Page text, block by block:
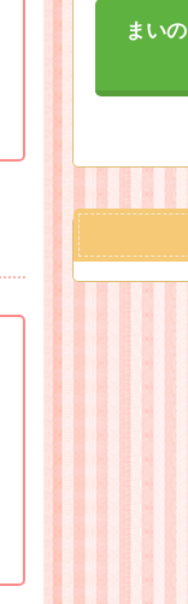
まい